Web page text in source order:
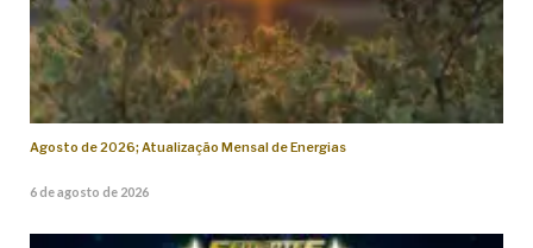
Agosto de 2026; Atualização Mensal de Energias
6 de agosto de 2026